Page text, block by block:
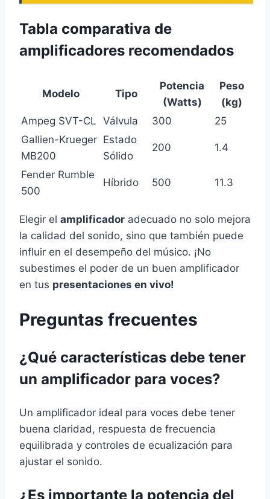
Tabla comparativa de
amplificadores recomendados
Modelo Tipo
Potencia
(Watts)
Peso
(kg)
Ampeg SVT-CL Válvula 300
25
Gallien-Krueger
MB200
Estado
Sólido
200 1.4
Fender Rumble
500
Híbrido 500 11.3
Elegir el amplificador adecuado no solo mejora
la calidad del sonido, sino que también puede
influir en el desempeño del músico. ¡No
subestimes el poder de un buen amplificador
en tus presentaciones en vivo!
Preguntas frecuentes
¿Qué características debe tener
un amplificador para voces?
Un amplificador ideal para voces debe tener
buena claridad, respuesta de frecuencia
equilibrada y controles de ecualización para
ajustar el sonido.
¿Es importante la potencia del